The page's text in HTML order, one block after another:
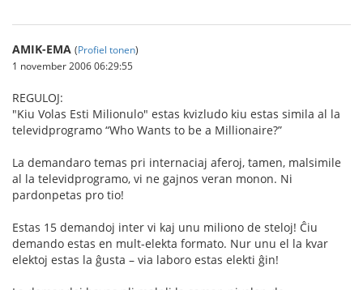
AMIK-EMA (Profiel tonen)
1 november 2006 06:29:55
REGULOJ:
"Kiu Volas Esti Milionulo" estas kvizludo kiu estas simila al la
televidprogramo “Who Wants to be a Millionaire?”
La demandaro temas pri internaciaj aferoj, tamen, malsimile
al la televidprogramo, vi ne gajnos veran monon. Ni
pardonpetas pro tio!
Estas 15 demandoj inter vi kaj unu miliono de steloj! Ĉiu
demando estas en mult-elekta formato. Nur unu el la kvar
elektoj estas la ĝusta – via laboro estas elekti ĝin!